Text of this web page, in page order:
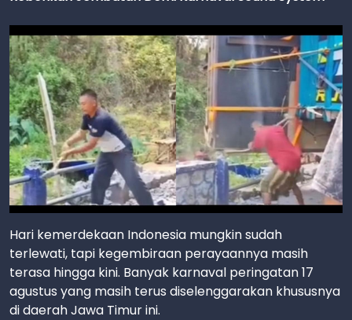
Hari kemerdekaan Indonesia mungkin sudah
terlewati, tapi kegembiraan perayaannya masih
terasa hingga kini. Banyak karnaval peringatan 17
agustus yang masih terus diselenggarakan khususnya
di daerah Jawa Timur ini.